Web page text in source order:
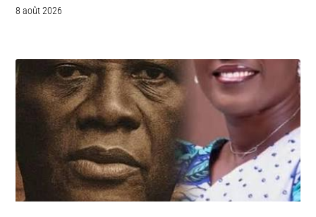
8 août 2026